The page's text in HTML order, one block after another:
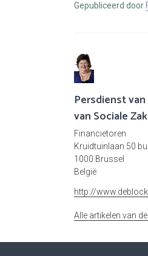
Gepubliceerd door
Persdienst
van Sociale
Financietoren
Kruidtuinlaan 50
1000 Brussel
België
http://
Alle artikelen van